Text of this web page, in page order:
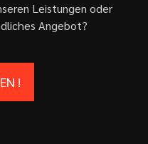
Leistungen oder
Angebot?
!